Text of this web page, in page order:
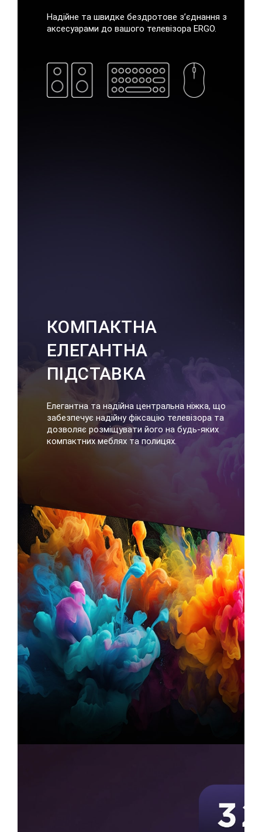
Надійне та швидке бездротове з’єднання з
аксесуарами до вашого телевізора ERGO.
КОМПАКТНА
ЕЛЕГАНТНА
ПІДСТАВКА
Елегантна та надійна центральна ніжка, що
забезпечує надійну фіксацію телевізора та
дозволяє розміщувати його на будь-яких
компактних меблях та полицях.